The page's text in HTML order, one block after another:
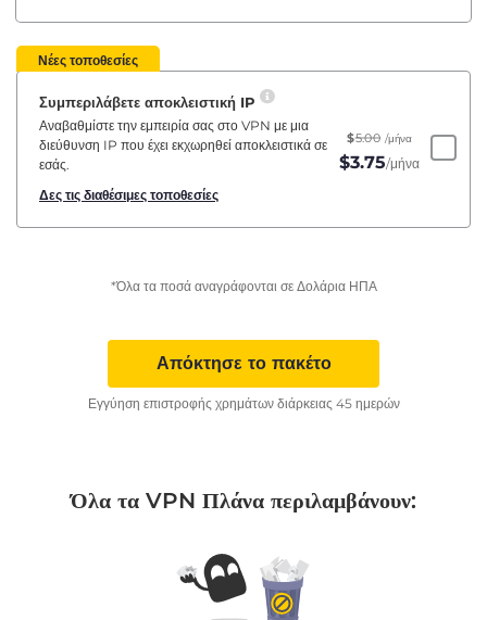
Νέες τοποθεσίες
Συμπεριλάβετε αποκλειστική IP
Αναβαθμίστε την εμπειρία σας στο VPN με μια
διεύθυνση IP που έχει εκχωρηθεί αποκλειστικά σε
εσάς.
Δες τις διαθέσιμες τοποθεσίες
$5.00 /μήνα
$3.75/μήνα
*Όλα τα ποσά αναγράφονται σε Δολάρια ΗΠΑ
Απόκτησε το πακέτο
Εγγύηση επιστροφής χρημάτων διάρκειας 45 ημερών
Όλα τα VPN Πλάνα περιλαμβάνουν: